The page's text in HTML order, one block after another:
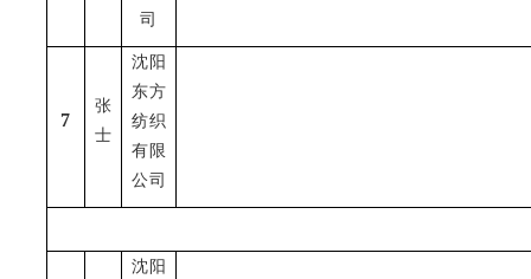
司
7
张
士
沈阳
东方
纺织
有限
公司
沈阳